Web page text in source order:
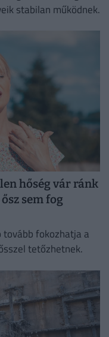
stabilan működnek.
hőség vár ránk
sem fog
tovább fokozhatja a
tetőzhetnek.